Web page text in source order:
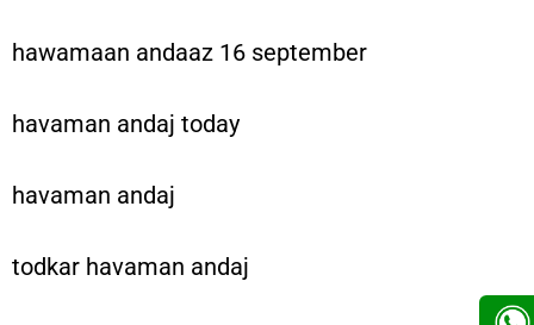
hawamaan andaaz 16 september
havaman andaj today
havaman andaj
todkar havaman andaj